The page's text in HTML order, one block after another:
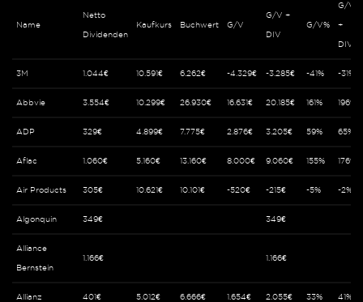
Name
Netto
Dividenden
Kaufkurs Buchwert G/V
G/V +
DIV
G/V%
G/V%
+
DIVs
3M 1.044€ 10.591€ 6.262€ -4.329€ -3.285€ -41% -31%
Abbvie 3.554€ 10.299€ 26.930€ 16.631€ 20.185€ 161% 196%
ADP 329€ 4.899€ 7.775€ 2.876€ 3.205€ 59% 65%
Aflac 1.060€ 5.160€ 13.160€ 8.000€ 9.060€ 155% 176%
Air Products 305€ 10.621€ 10.101€ -520€ -215€ -5% -2%
Algonquin 349€ 349€
Alliance
Bernstein
1.166€ 1.166€
Allianz 401€ 5.012€ 6.666€ 1.654€ 2.055€ 33% 41%